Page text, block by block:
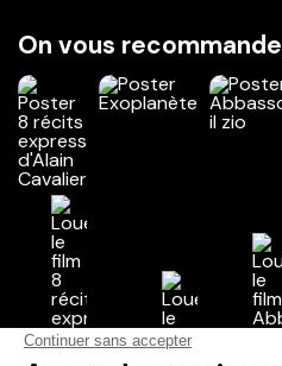
On vous recommande